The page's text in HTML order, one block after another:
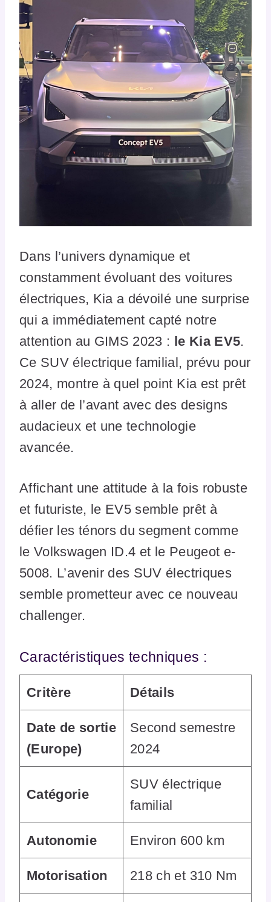
Dans l’univers dynamique et
constamment évoluant des voitures
électriques, Kia a dévoilé une surprise
qui a immédiatement capté notre
attention au GIMS 2023 : le Kia EV5.
Ce SUV électrique familial, prévu pour
2024, montre à quel point Kia est prêt
à aller de l’avant avec des designs
audacieux et une technologie
avancée.
Affichant une attitude à la fois robuste
et futuriste, le EV5 semble prêt à
défier les ténors du segment comme
le Volkswagen ID.4 et le Peugeot e-
5008. L’avenir des SUV électriques
semble prometteur avec ce nouveau
challenger.
Caractéristiques techniques :
Critère Détails
Date de sortie
(Europe)
Second semestre
2024
Catégorie
SUV électrique
familial
Autonomie Environ 600 km
Motorisation 218 ch et 310 Nm